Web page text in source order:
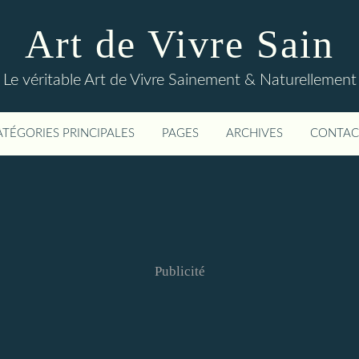
Art de Vivre Sain
Le véritable Art de Vivre Sainement & Naturellement
PRINCIPALES PAGES ARCHIVES
Publicité